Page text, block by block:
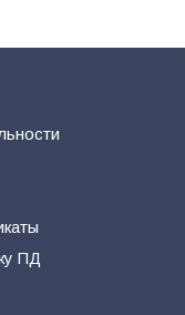
ПД